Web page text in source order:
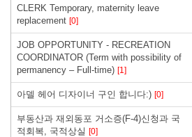
CLERK Temporary, maternity leave
replacement [0]
JOB OPPORTUNITY - RECREATION
COORDINATOR (Term with possibility of
permanency – Full-time) [1]
아델 헤어 디자이너 구인 합니다:) [0]
부동산과 재외동포 거소증(F-4)신청과 국
적회복, 국적상실 [0]